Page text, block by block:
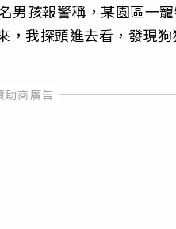
男孩報警稱，某園區一
我探頭進去看，發現